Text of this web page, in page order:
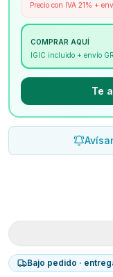
Precio con IVA 21% +
COMPRAR AQUÍ
IGIC incluido + envío
Te
Bajo pedido ·